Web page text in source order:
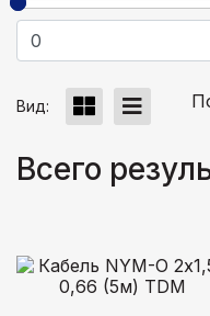
Вид:
Всего